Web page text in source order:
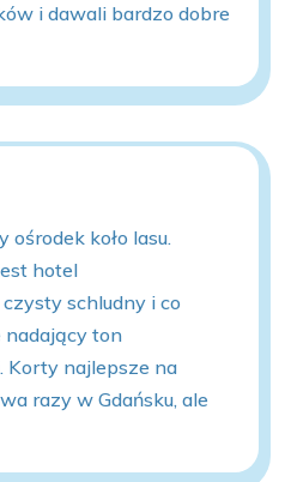
i dawali bardzo dobre
ośrodek koło lasu.
hotel
schludny i co
nadający ton
Korty najlepsze na
razy w Gdańsku, ale